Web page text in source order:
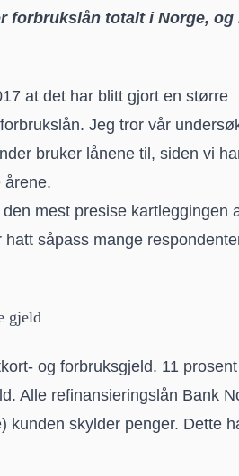
forbrukslån totalt i Norge, og
at det har blitt gjort en større
Jeg tror vår
bruker lånene til, siden vi
årene.
mest presise kartleggingen
såpass mange
gjeld
og forbruksgjeld. 11
Alle refinansieringslån Bank
kunden skylder penger. Dette